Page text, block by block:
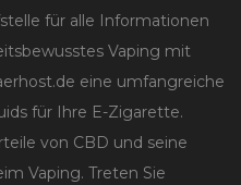
für alle Informationen
Vaping mit
eine umfangreiche
für Ihre E-Zigarette.
von CBD und seine
Vaping. Treten Sie